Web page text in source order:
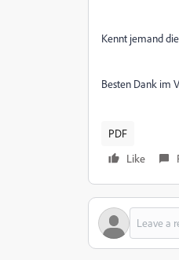
Kennt jemand
Besten Dank im
PDF
Like